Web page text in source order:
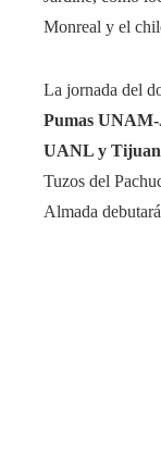
Monreal y el
La jornada del
Pumas
UANL y
Tuzos del
Almada